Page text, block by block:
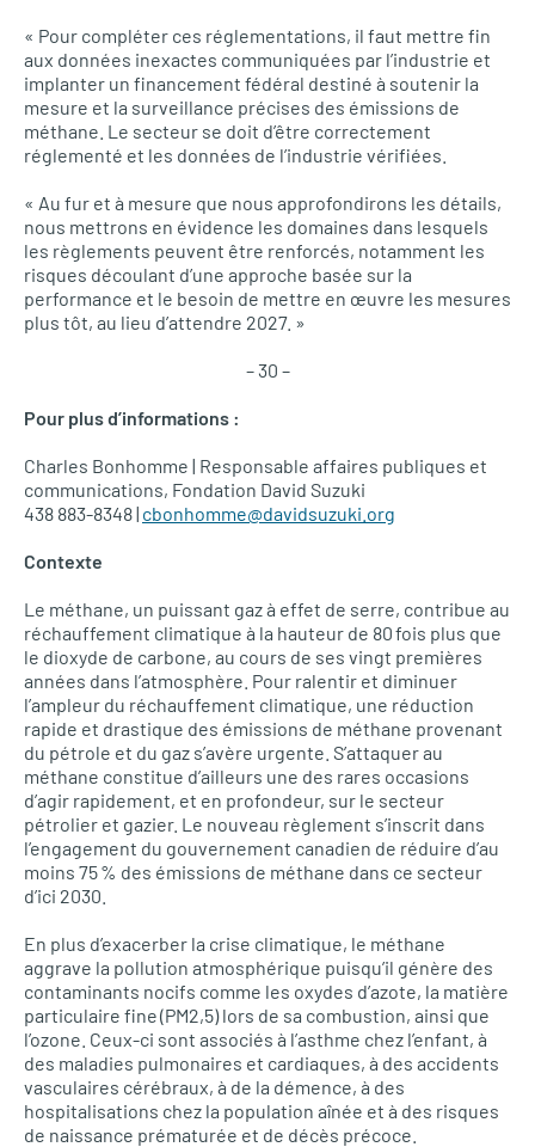
« Pour compléter ces réglementations, il faut mettre fin
aux données inexactes communiquées par l’industrie et
implanter un financement fédéral destiné à soutenir la
mesure et la surveillance précises des émissions de
méthane. Le secteur se doit d’être correctement
réglementé et les données de l’industrie vérifiées.
« Au fur et à mesure que nous approfondirons les détails,
nous mettrons en évidence les domaines dans lesquels
les règlements peuvent être renforcés, notamment les
risques découlant d’une approche basée sur la
performance et le besoin de mettre en œuvre les mesures
plus tôt, au lieu d’attendre 2027. »
– 30 –
Pour plus d’informations :
Charles Bonhomme | Responsable affaires publiques et
communications, Fondation David Suzuki
438 883-8348 | cbonhomme@davidsuzuki.org
Contexte
Le méthane, un puissant gaz à effet de serre, contribue au
réchauffement climatique à la hauteur de 80 fois plus que
le dioxyde de carbone, au cours de ses vingt premières
années dans l’atmosphère. Pour ralentir et diminuer
l’ampleur du réchauffement climatique, une réduction
rapide et drastique des émissions de méthane provenant
du pétrole et du gaz s’avère urgente. S’attaquer au
méthane constitue d’ailleurs une des rares occasions
d’agir rapidement, et en profondeur, sur le secteur
pétrolier et gazier. Le nouveau règlement s’inscrit dans
l’engagement du gouvernement canadien de réduire d’au
moins 75 % des émissions de méthane dans ce secteur
d’ici 2030.
En plus d’exacerber la crise climatique, le méthane
aggrave la pollution atmosphérique puisqu’il génère des
contaminants nocifs comme les oxydes d’azote, la matière
particulaire fine (PM2,5) lors de sa combustion, ainsi que
l’ozone. Ceux-ci sont associés à l’asthme chez l’enfant, à
des maladies pulmonaires et cardiaques, à des accidents
vasculaires cérébraux, à de la démence, à des
hospitalisations chez la population aînée et à des risques
de naissance prématurée et de décès précoce.